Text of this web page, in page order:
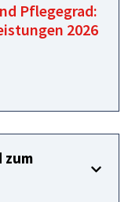
Pflegegrad:
2026
zum